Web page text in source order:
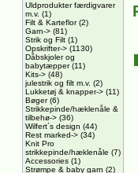
Uldprodukter færdigvarer
m.v. (1)
Filt & Karteflor(2)
Garn-> (81)
Strik og Filt (1)
Opskrifter-> (1130)
Dåbskjoler og
babytæpper(11)
Kits-> (48)
julestrik og filt m.v. (2)
Lukketøj & knapper-> (11)
Bøger(6)
Strikkepinde/hæklenåle &
tilbehø-> (36)
Wilfert´s design (44)
Rest marked-> (34)
Knit Pro
strikkepinde/hæklenåle (7)
Accessories (1)
Strømpe & baby garn (2)